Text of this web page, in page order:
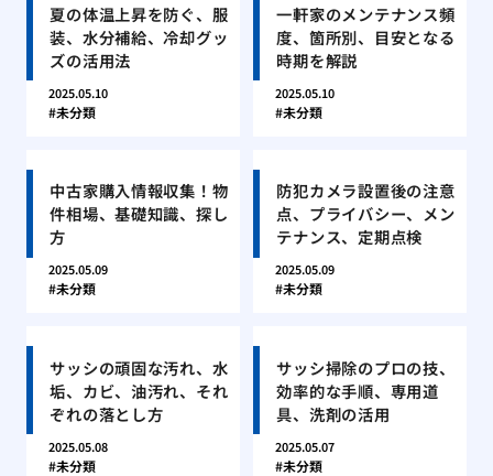
夏の体温上昇を防ぐ、服
装、水分補給、冷却グッ
ズの活用法
2025.05.10
未分類
一軒家のメンテナンス頻
度、箇所別、目安となる
時期を解説
2025.05.10
未分類
中古家購入情報収集！物
件相場、基礎知識、探し
方
2025.05.09
未分類
防犯カメラ設置後の注意
点、プライバシー、メン
テナンス、定期点検
2025.05.09
未分類
サッシの頑固な汚れ、水
垢、カビ、油汚れ、それ
ぞれの落とし方
2025.05.08
未分類
サッシ掃除のプロの技、
効率的な手順、専用道
具、洗剤の活用
2025.05.07
未分類